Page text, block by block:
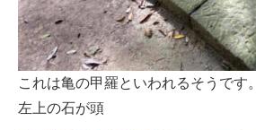
これは亀の甲羅といわれるそうです。
左上の石が頭